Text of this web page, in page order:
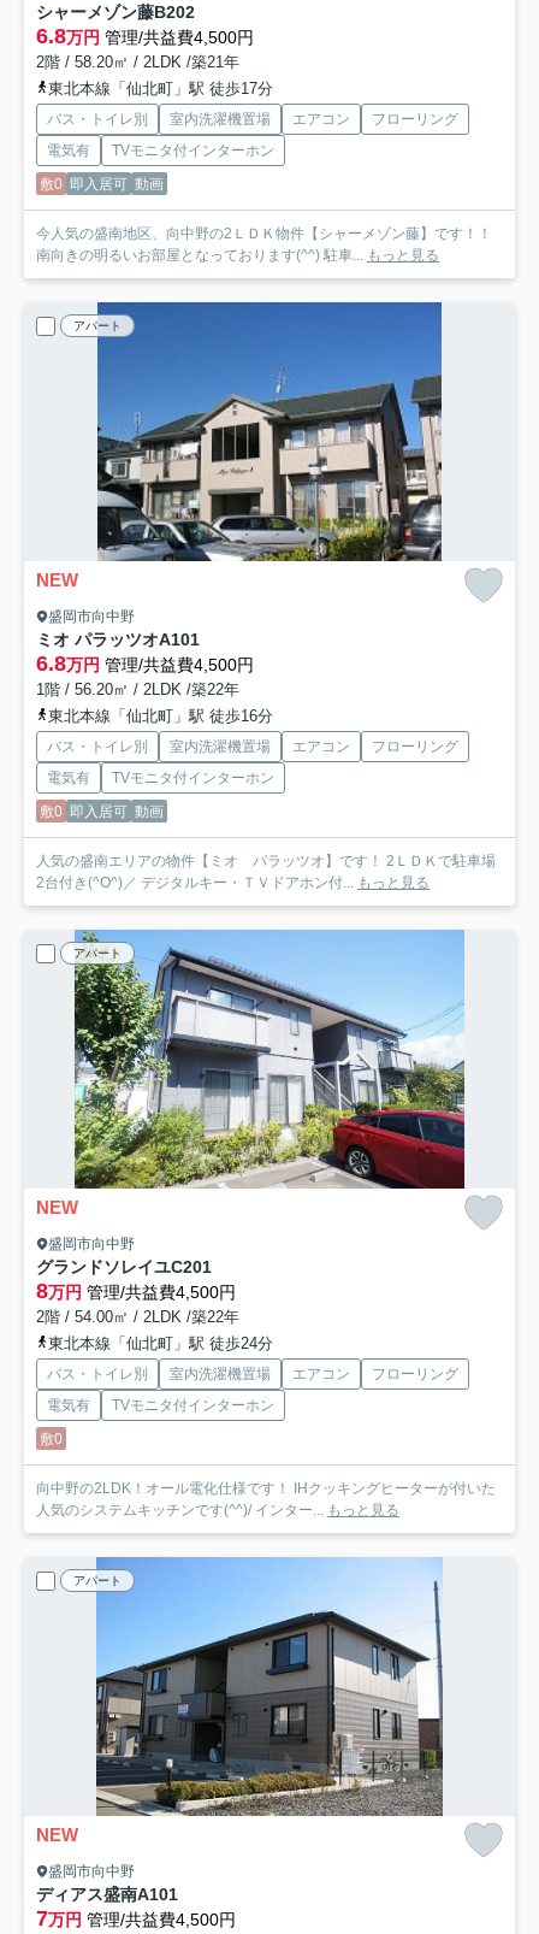
シャーメゾン藤B202
6.8万円 管理/共益費4,500円
2階 / 58.20㎡ / 2LDK /築21年
東北本線「仙北町」駅 徒歩17分
バス・トイレ別 室内洗濯機置場 エアコン
フローリング
電気有
TVモニタ付インターホン
敷0 即入居可 動画
今人気の盛南地区、向中野の2ＬＤＫ物件【シャーメゾン藤】です！！
南向きの明るいお部屋となっております(^^) 駐車... もっと見る
アパート
NEW
盛岡市向中野
ミオ パラッツオA101
6.8万円 管理/共益費4,500円
1階 / 56.20㎡ / 2LDK /築22年
東北本線「仙北町」駅 徒歩16分
バス・トイレ別 室内洗濯機置場 エアコン
フローリング
電気有
TVモニタ付インターホン
敷0 即入居可 動画
人気の盛南エリアの物件【ミオ パラッツオ】です！ 2ＬＤＫで駐車場
2台付き(^O^)／ デジタルキー・ＴＶドアホン付... もっと見る
アパート
NEW
盛岡市向中野
グランドソレイユC201
8万円 管理/共益費4,500円
2階 / 54.00㎡ / 2LDK /築22年
東北本線「仙北町」駅 徒歩24分
バス・トイレ別 室内洗濯機置場 エアコン
フローリング
電気有
TVモニタ付インターホン
敷0
向中野の2LDK！オール電化仕様です！ IHクッキングヒーターが付いた
人気のシステムキッチンです(^^)/ インター... もっと見る
アパート
NEW
盛岡市向中野
ディアス盛南A101
7万円 管理/共益費4,500円